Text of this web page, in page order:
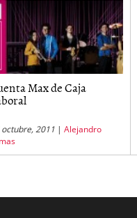
Max de Caja
2011 | Alejandro